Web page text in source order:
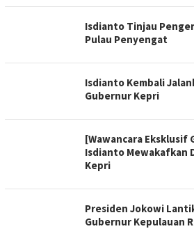
Isdianto Tinjau
Pulau Penyengat
Isdianto Kembali
Gubernur Kepri
[Wawancara Eksklusif
Isdianto Mewakafkan
Kepri
Presiden Jokowi
Gubernur Kepulauan